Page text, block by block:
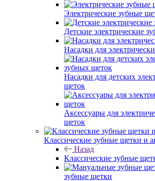
Электрические зубные
Детские электрические
Насадки для
Насадки для детских
щеток
Аксессуары для
щеток
Классические зубные щетки и
Назад
Классические зубные
зубные щетки